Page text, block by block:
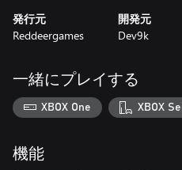
サイケデリック・メタル・ウェ
克服するのに役立ちます。レト
ックを通してバイブし、80年代
発行元
Reddeergames
開発元
Dev9k
一緒にプレイする
XBOX One XBOX
機能